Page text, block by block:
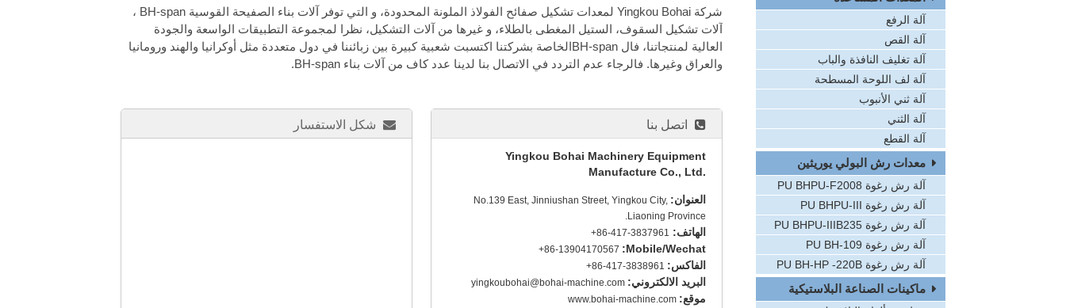
شركة Yingkou Bohai لمعدات تشكيل صفائح الفولاذ الملونة المحدودة، و التي توفر آلات بناء الصفيحة القوسية BH-span ،
آلات تشكيل السقوف، الستيل المغطى بالطلاء، و غيرها من آلات التشكيل، نظرا لمجموعة التطبيقات الواسعة والجودة
العالية لمنتجاتنا، فال BH-spanالخاصة بشركتنا اكتسبت شعبية كبيرة بين زبائننا في دول متعددة مثل أوكرانيا والهند ورومانيا
والعراق وغيرها. فالرجاء عدم التردد في الاتصال بنا لدينا عدد كاف من آلات بناء BH-span.
شكل الاستفسار اتصل بنا
Yingkou Bohai Machinery Equipment
Manufacture Co., Ltd.
العنوان: No.139 East, Jinniushan Street, Yingkou City,
Liaoning Province.
الهاتف: +86-417-3837961
Mobile/Wechat:
+86-13904170567
الفاكس: +86-417-3838961
البريد الالكتروني: yingkoubohai@bohai-machine.com
موقع:
آلة الرفع
آلة القص
آلة تغليف النافذة والباب
آلة لف اللوحة المسطحة
آلة ثني الأنبوب
آلة الثني
آلة القطع
معدات رش البولي يوريثين
آلة رش رغوة PU BHPU-F2008
آلة رش رغوة PU BHPU-III
آلة رش رغوة PU BHPU-IIIB235
آلة رش رغوة PU BH-109
آلة رش رغوة PU BH-HP -220B
ماكينات الصناعة البلاستيكية